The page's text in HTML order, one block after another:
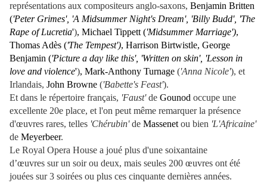
représentations aux compositeurs anglo-saxons, Benjamin Britten
('Peter Grimes', 'A Midsummer Night's Dream', 'Billy Budd', 'The
Rape of Lucretia'), Michael Tippett ('Midsummer Marriage'),
Thomas Adès ('The Tempest'), Harrison Birtwistle, George
Benjamin ('Picture a day like this', 'Written on skin', 'Lesson in
love and violence'), Mark-Anthony Turnage ('Anna Nicole'), et
Irlandais, John Browne ('Babette's Feast').
Et dans le répertoire français, 'Faust'de Gounod occupe une
excellente 20e place, et l'on peut même remarquer la présence
d'œuvres rares, telles 'Chérubin'de Massenet ou bien 'L'Africaine'
de Meyerbeer.
Le Royal Opera House a joué plus d'une soixantaine
d’œuvres sur un soir ou deux, mais seules 200 œuvres ont été
jouées sur 3 soirées ou plus ces cinquante dernières années.